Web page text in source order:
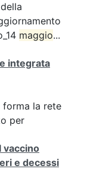
maggio...
integrata
forma la rete
per
vaccino
e decessi